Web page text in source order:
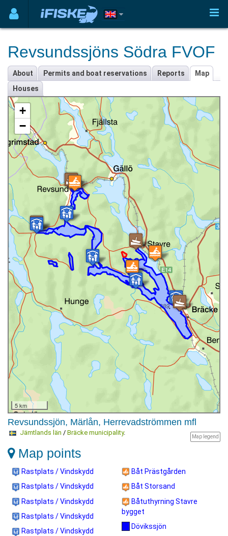
Revsundssjöns Södra FVOF
About Permits and boat reservations Reports
Map
Houses
+
−
5 km
Revsundssjön, Märlån, Herrevadströmmen mfl
Map legend
Jämtlands län / Bräcke municipality.
Map points
Rastplats / Vindskydd
Rastplats / Vindskydd
Rastplats / Vindskydd
Rastplats / Vindskydd
Rastplats / Vindskydd
Båt Prästgården
Båt Storsand
Båtuthyrning Stavre
bygget
Dövikssjön